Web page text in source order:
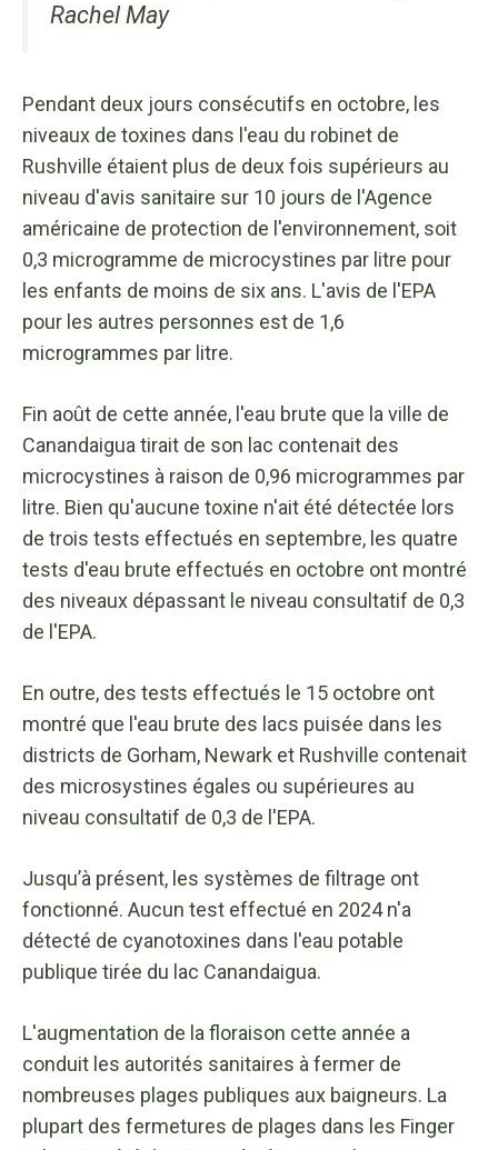
Rachel May
Pendant deux jours consécutifs en octobre, les
niveaux de toxines dans l'eau du robinet de
Rushville étaient plus de deux fois supérieurs au
niveau d'avis sanitaire sur 10 jours de l'Agence
américaine de protection de l'environnement, soit
0,3 microgramme de microcystines par litre pour
les enfants de moins de six ans. L'avis de l'EPA
pour les autres personnes est de 1,6
microgrammes par litre.
Fin août de cette année, l'eau brute que la ville de
Canandaigua tirait de son lac contenait des
microcystines à raison de 0,96 microgrammes par
litre. Bien qu'aucune toxine n'ait été détectée lors
de trois tests effectués en septembre, les quatre
tests d'eau brute effectués en octobre ont montré
des niveaux dépassant le niveau consultatif de 0,3
de l'EPA.
En outre, des tests effectués le 15 octobre ont
montré que l'eau brute des lacs puisée dans les
districts de Gorham, Newark et Rushville contenait
des microsystines égales ou supérieures au
niveau consultatif de 0,3 de l'EPA.
Jusqu’à présent, les systèmes de filtrage ont
fonctionné. Aucun test effectué en 2024 n'a
détecté de cyanotoxines dans l'eau potable
publique tirée du lac Canandaigua.
L'augmentation de la floraison cette année a
conduit les autorités sanitaires à fermer de
nombreuses plages publiques aux baigneurs. La
plupart des fermetures de plages dans les Finger